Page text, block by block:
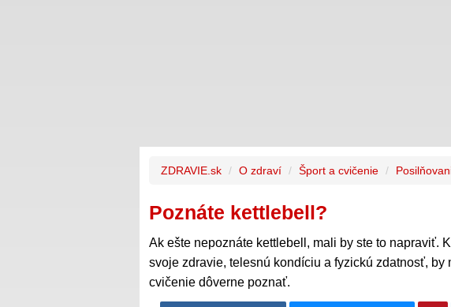
ZDRAVIE.sk O zdraví Šport a cvičenie
Poznáte kettlebell?
Ak ešte nepoznáte kettlebell, mali by ste to napraviť.
svoje zdravie, telesnú kondíciu a fyzickú zdatnosť, by
cvičenie dôverne poznať.